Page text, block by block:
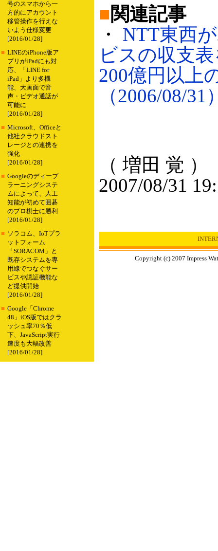
号のスマホから一
方的にアカウント
移管操作を行えな
いよう仕様変更
[2016/01/28]
■ LINEのiPhone版ア
プリがiPadにも対
応、「LINE for
iPad」より多機
能、大画面で音
声・ビデオ通話が
可能に
[2016/01/28]
■ Microsoft、Officeと
他社クラウドスト
レージとの連携を
強化
[2016/01/28]
■ Googleのディープ
ラーニングシステ
ムによって、人工
知能が初めて囲碁
のプロ棋士に勝利
[2016/01/28]
■ ソラコム、IoTプラ
ットフォーム
「SORACOM」と
既存システムを専
用線でつなぐサー
ビスや認証機能な
ど提供開始
[2016/01/28]
■ Google「Chrome
48」iOS版ではクラ
ッシュ率70％低
下、JavaScript実行
速度も大幅改善
[2016/01/28]
■関連記事
・ NTT東西
ビスの収支
200億円以上
（2006/08/31
（ 増田 覚 ）
2007/08/31
Copyright (c) 2007 Impress